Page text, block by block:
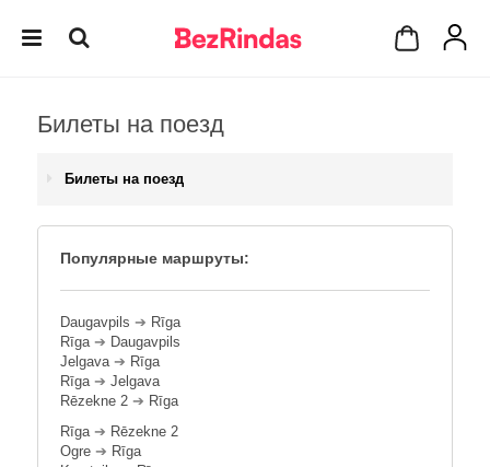
Билеты на поезд
Билеты на поезд
Популярные маршруты:
Daugavpils ➔ Rīga
Rīga➔ Daugavpils
Jelgava➔ Rīga
Rīga➔ Jelgava
Rēzekne 2 ➔ Rīga
Rīga➔ Rēzekne 2
Ogre ➔ Rīga